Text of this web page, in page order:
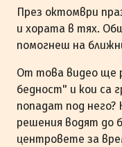
През октомври
и хората в тях.
помогнеш на
От това видео ще
бедност" и кои са
попадат под него?
решения водят до
центровете за